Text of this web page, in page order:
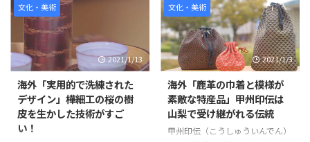
文化・美術
2021/1/13
海外「実用的で洗練された
デザイン」樺細工の桜の樹
皮を生かした技術がすご
い！
文化・美術
2021/1/3
海外「鹿革の巾着と模様が
素敵な特産品」甲州印伝は
山梨で受け継がれる伝統
甲州印伝（こうしゅういんでん）